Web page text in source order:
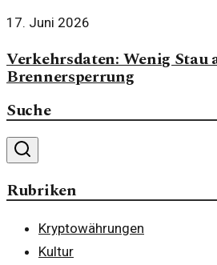
17. Juni 2026
Verkehrsdaten: Wenig Stau
Brennersperrung
Suche
Rubriken
Kryptowährungen
Kultur